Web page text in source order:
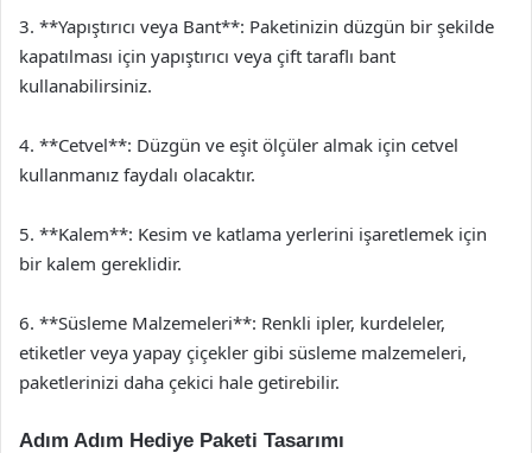
3. **Yapıştırıcı veya Bant**: Paketinizin düzgün bir şekilde
kapatılması için yapıştırıcı veya çift taraflı bant
kullanabilirsiniz.
4. **Cetvel**: Düzgün ve eşit ölçüler almak için cetvel
kullanmanız faydalı olacaktır.
5. **Kalem**: Kesim ve katlama yerlerini işaretlemek için
bir kalem gereklidir.
6. **Süsleme Malzemeleri**: Renkli ipler, kurdeleler,
etiketler veya yapay çiçekler gibi süsleme malzemeleri,
paketlerinizi daha çekici hale getirebilir.
Adım Adım Hediye Paketi Tasarımı